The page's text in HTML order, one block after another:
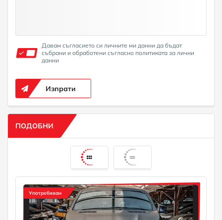
Давам съгласието си личните ми данни да бъдат
събрани и обработени съгласно политиката за лични
данни
Изпрати
ПОДОБНИ
Употребяван